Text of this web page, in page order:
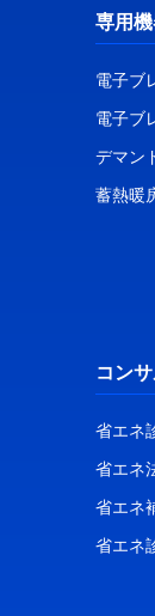
専用
電子ブ
電子ブ
デマン
蓄熱暖
コン
省エネ
省エネ
省エネ
省エネ